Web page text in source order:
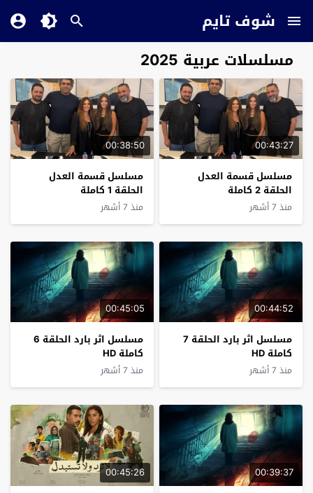
شوف تايم
مسلسلات عربية 2025
00:43:27
مسلسل قسمة العدل
الحلقة 2 كاملة
منذ 7 أشهر
00:38:50
مسلسل قسمة العدل
الحلقة 1 كاملة
منذ 7 أشهر
00:44:52
مسلسل اثر بارد الحلقة 7
كاملة HD
منذ 7 أشهر
00:45:05
مسلسل اثر بارد الحلقة 6
كاملة HD
منذ 7 أشهر
00:39:37
00:45:26